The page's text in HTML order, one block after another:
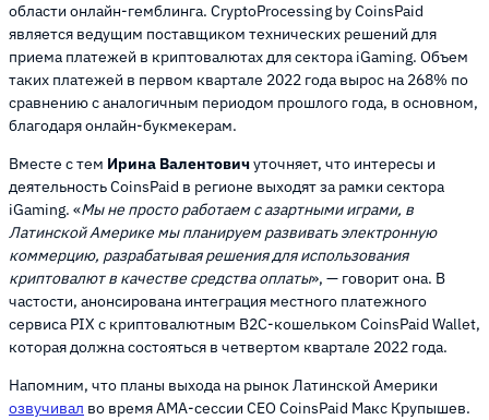
области онлайн-гемблинга. CryptoProcessing by CoinsPaid
является ведущим поставщиком технических решений для
приема платежей в криптовалютах для сектора iGaming. Объем
таких платежей в первом квартале 2022 года вырос на 268% по
сравнению с аналогичным периодом прошлого года, в основном,
благодаря онлайн-букмекерам.
Вместе с тем Ирина Валентовичуточняет, что интересы и
деятельность CoinsPaid в регионе выходят за рамки сектора
iGaming. «Мы не просто работаем с азартными играми, в
Латинской Америке мы планируем развивать электронную
коммерцию, разрабатывая решения для использования
криптовалют в качестве средства оплаты», — говорит она. В
частости, анонсирована интеграция местного платежного
сервиса PIX с криптовалютным B2C-кошельком CoinsPaid Wallet,
которая должна состояться в четвертом квартале 2022 года.
Напомним, что планы выхода на рынок Латинской Америки
озвучивал во время AMA-сессии CEO CoinsPaid Макс Крупышев.